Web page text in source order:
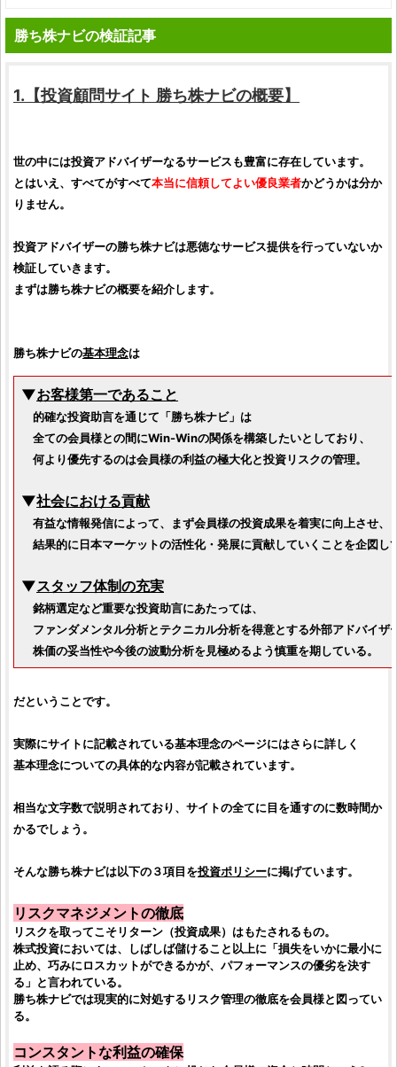
勝ち株ナビの検証記事
1.【投資顧問サイト 勝ち株ナビの概要】
世の中には投資アドバイザーなるサービスも豊富に存在しています。
とはいえ、すべてがすべて本当に信頼してよい優良業者かどうかは分か
りません。
投資アドバイザーの勝ち株ナビは悪徳なサービス提供を行っていないか
検証していきます。
まずは勝ち株ナビの概要を紹介します。
勝ち株ナビの基本理念は
▼お客様第一であること
的確な投資助言を通じて「勝ち株ナビ」は
全ての会員様との間にWin-Winの関係を構築したいとしており、
何より優先するのは会員様の利益の極大化と投資リスクの管理。
▼社会における貢献
有益な情報発信によって、まず会員様の投資成果を着実に向上させ、
結果的に日本マーケットの活性化・発展に貢献していくことを企図し
▼スタッフ体制の充実
銘柄選定など重要な投資助言にあたっては、
ファンダメンタル分析とテクニカル分析を得意とする外部アドバイザ
株価の妥当性や今後の波動分析を見極めるよう慎重を期している。
だということです。
実際にサイトに記載されている基本理念のページにはさらに詳しく
基本理念についての具体的な内容が記載されています。
相当な文字数で説明されており、サイトの全てに目を通すのに数時間か
かるでしょう。
そんな勝ち株ナビは以下の３項目を投資ポリシーに掲げています。
リスクマネジメントの徹底
リスクを取ってこそリターン（投資成果）はもたされるもの。
株式投資においては、しばしば儲けること以上に「損失をいかに最小に
止め、巧みにロスカットができるかが、パフォーマンスの優劣を決す
る」と言われている。
勝ち株ナビでは現実的に対処するリスク管理の徹底を会員様と図ってい
る。
コンスタントな利益の確保